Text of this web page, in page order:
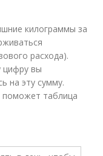
килограммы за
расхода).
цифру вы
на эту сумму.
таблица